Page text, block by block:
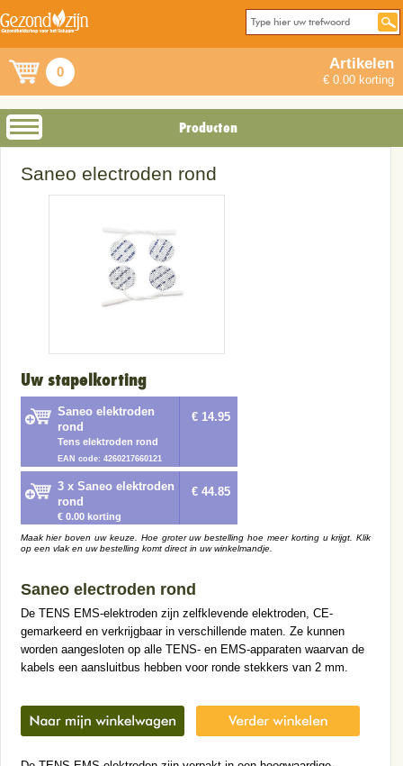
0 Artikelen
€ 0.00 korting
Producten
Saneo electroden rond
Uw stapelkorting
Saneo elektroden
rond
Tens elektroden rond
EAN code: 4260217660121
€ 14.95
3 x Saneo elektroden
rond
€ 0.00 korting
€ 44.85
Maak hier boven uw keuze. Hoe groter uw bestelling hoe meer korting u krijgt. Klik
op een vlak en uw bestelling komt direct in uw winkelmandje.
Saneo electroden rond
De TENS EMS-elektroden zijn zelfklevende elektroden, CE-
gemarkeerd en verkrijgbaar in verschillende maten. Ze kunnen
worden aangesloten op alle TENS- en EMS-apparaten waarvan de
kabels een aansluitbus hebben voor ronde stekkers van 2 mm.